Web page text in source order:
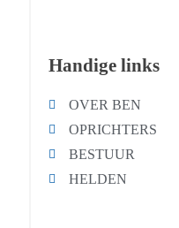
Handige links
OVER BEN
OPRICHTERS
BESTUUR
HELDEN